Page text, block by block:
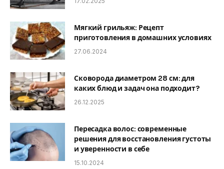
Мягкий грильяж: Рецепт
приготовления в домашних условиях
27.06.2024
Сковорода диаметром 28 см: для
каких блюд и задач она подходит?
26.12.2025
Пересадка волос: современные
решения для восстановления густоты
и уверенности в себе
15.10.2024